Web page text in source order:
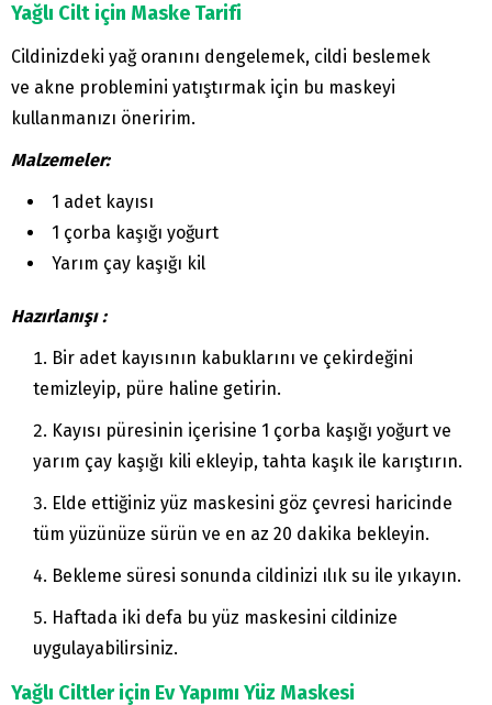
Yağlı Cilt için Maske Tarifi
Cildinizdeki yağ oranını dengelemek, cildi beslemek
ve akne problemini yatıştırmak için bu maskeyi
kullanmanızı öneririm.
Malzemeler:
1 adet kayısı
1 çorba kaşığı yoğurt
Yarım çay kaşığı kil
Hazırlanışı :
Bir adet kayısının kabuklarını ve çekirdeğini
temizleyip, püre haline getirin.
Kayısı püresinin içerisine 1 çorba kaşığı yoğurt ve
yarım çay kaşığı kili ekleyip, tahta kaşık ile karıştırın.
Elde ettiğiniz yüz maskesini göz çevresi haricinde
tüm yüzünüze sürün ve en az 20 dakika bekleyin.
Bekleme süresi sonunda cildinizi ılık su ile yıkayın.
Haftada iki defa bu yüz maskesini cildinize
uygulayabilirsiniz.
Yağlı Ciltler için Ev Yapımı Yüz Maskesi